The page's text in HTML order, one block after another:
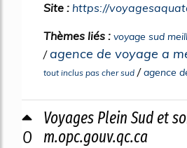
Site : https://
Thèmes liés : voyage sud
/agence de voyage a
tout inclus pas cher sud /agence
0
Voyages Plein Sud et
m.opc.gouv.qc.ca